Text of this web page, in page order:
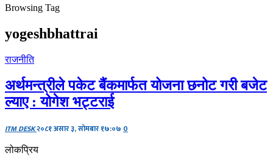
Browsing Tag
yogeshbhattrai
राजनीति
अर्थमन्त्रीले पकेट बैंकमार्फत योजना छनोट गरी बजेट
ल्याए : योगेश भट्टराई
ITM DESK२०८१ असार ३, सोमबार १७:०७ 0
लोकप्रिय